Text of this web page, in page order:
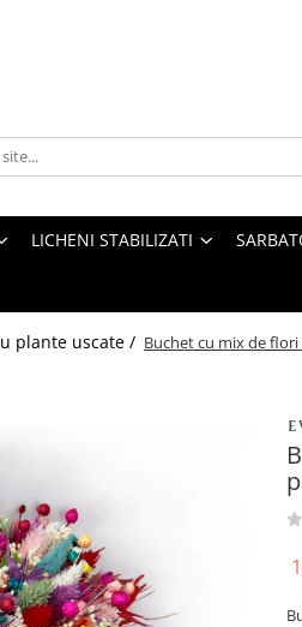
LICHENI STABILIZATI
plante uscate / Buchet cu mix de